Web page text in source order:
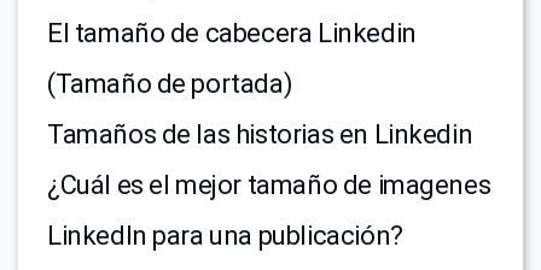
El tamaño de cabecera Linkedin
(Tamaño de portada)
Tamaños de las historias en Linkedin
¿Cuál es el mejor tamaño de imagenes
LinkedIn para una publicación?